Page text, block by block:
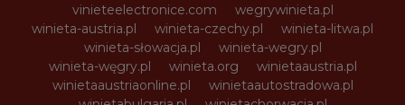
vinieteelectronice.com
wegrywinieta.pl
winieta-austria.pl
winieta-czechy.pl
winieta-litwa.pl
winieta-słowacja.pl
winieta-wegry.pl
winieta-węgry.pl
winieta.org
winietaaustria.pl
winietaaustriaonline.pl
winietaautostradowa.pl